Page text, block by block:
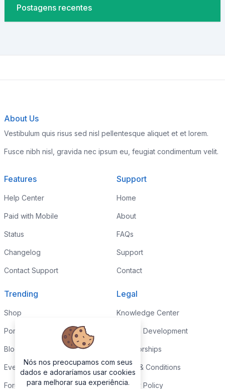
Postagens recentes
About Us
Vestibulum quis risus sed nisl pellentesque aliquet et et lorem.
Fusce nibh nisl, gravida nec ipsum eu, feugiat condimentum velit.
Features
Help Center
Paid with Mobile
Status
Changelog
Contact Support
Support
Home
About
FAQs
Support
Contact
Trending
Shop
Portfolio
Blog
Events
Forums
Legal
Knowledge Center
Custom Development
Sponsorships
Terms & Conditions
Privacy Policy
Nós nos preocupamos com seus
dados e adoraríamos usar cookies
para melhorar sua experiência.